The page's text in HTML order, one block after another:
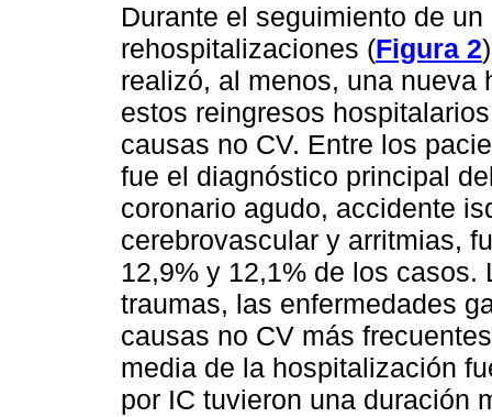
Durante el seguimiento de
rehospitalizaciones (Figura 2
realizó, al menos, una nueva
estos reingresos
causas no CV. Entre los
fue el diagnóstico principal
coronario agudo, accidente
cerebrovascular y arritmias,
12,9% y 12,1% de los
traumas, las enfermedades
causas no CV más
media de la hospitalización
por IC tuvieron una duración